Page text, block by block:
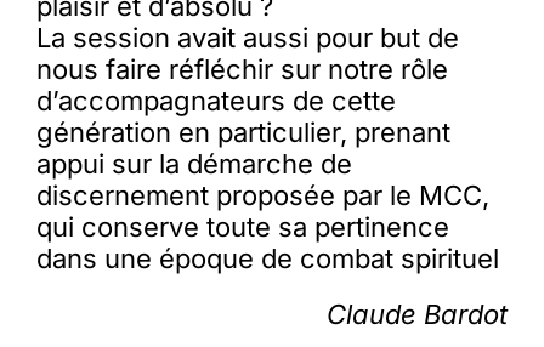
plaisir et d’absolu ?
La session avait aussi pour but de
nous faire réfléchir sur notre rôle
d’accompagnateurs de cette
génération en particulier, prenant
appui sur la démarche de
discernement proposée par le MCC,
qui conserve toute sa pertinence
dans une époque de combat spirituel
Claude Bardot